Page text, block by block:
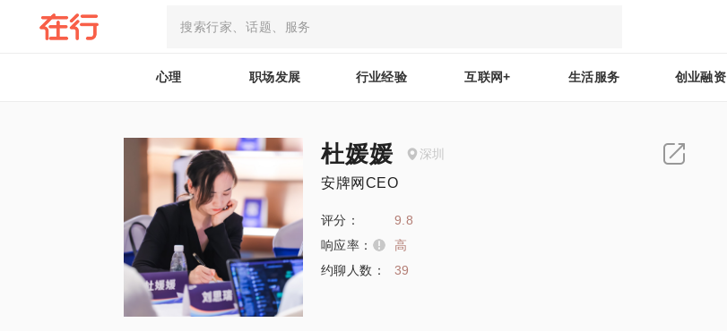
心理 职场发展 行业经验 互联网+ 生活服务 创业融资
杜媛媛 深圳
安牌网CEO
评分：
9.8
响应率：
高
约聊人数：
39